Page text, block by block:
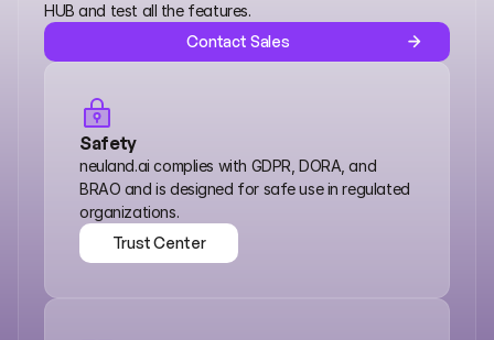
HUB and test all the features.
Contact Sales
Safety
neuland.ai complies with GDPR, DORA, and
BRAO and is designed for safe use in regulated
organizations.
Trust Center